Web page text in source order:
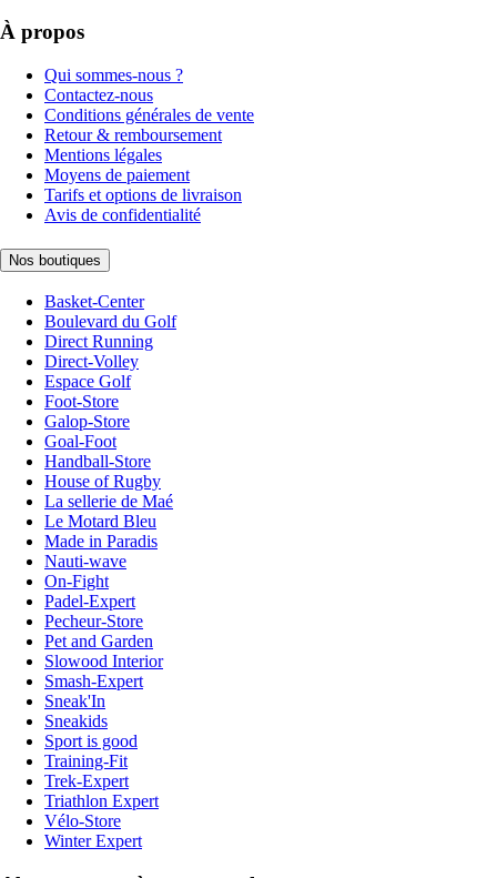
À propos
Qui sommes-nous ?
Contactez-nous
Conditions générales de vente
Retour & remboursement
Mentions légales
Moyens de paiement
Tarifs et options de livraison
Avis de confidentialité
Nos boutiques
Basket-Center
Boulevard du Golf
Direct Running
Direct-Volley
Espace Golf
Foot-Store
Galop-Store
Goal-Foot
Handball-Store
House of Rugby
La sellerie de Maé
Le Motard Bleu
Made in Paradis
Nauti-wave
On-Fight
Padel-Expert
Pecheur-Store
Pet and Garden
Slowood Interior
Smash-Expert
Sneak'In
Sneakids
Sport is good
Training-Fit
Trek-Expert
Triathlon Expert
Vélo-Store
Winter Expert